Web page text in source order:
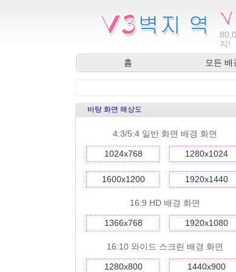
지!
홈 모든 배
바탕 화면 해상도
4:3/5:4 일반 화면 배경 화면
1024x768 1280x1024
1600x1200 1920x1440
16:9 HD 배경 화면
1366x768 1920x1080
16:10 와이드 스크린 배경 화면
1280x800 1440x900